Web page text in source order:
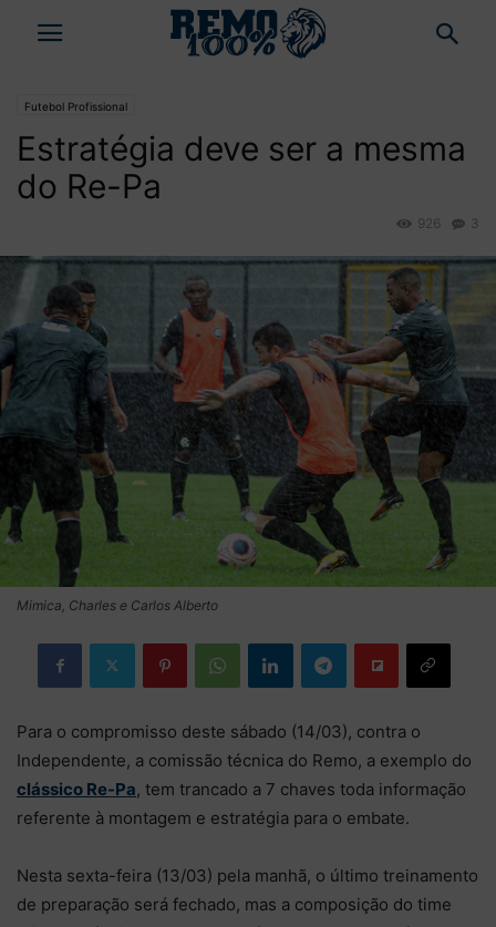
Futebol Profissional
Estratégia deve ser a mesma
do Re-Pa
3
926
Mimica, Charles e Carlos Alberto
Para o compromisso deste sábado (14/03), contra o
Independente, a comissão técnica do Remo, a exemplo do
clássico Re-Pa, tem trancado a 7 chaves toda informação
referente à montagem e estratégia para o embate.
Nesta sexta-feira (13/03) pela manhã, o último treinamento
de preparação será fechado, mas a composição do time